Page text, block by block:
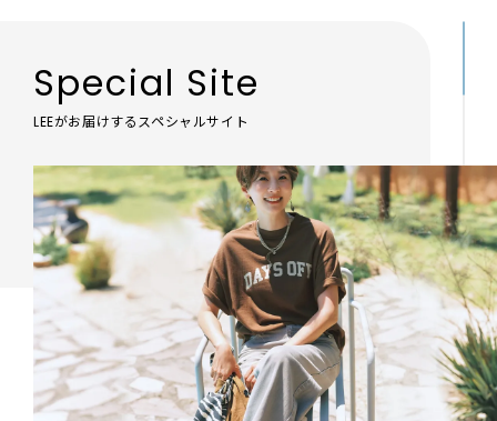
Special Site
LEEがお届けするスペシャルサイト